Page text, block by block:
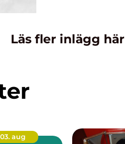
Läs fler inlägg här
03. aug